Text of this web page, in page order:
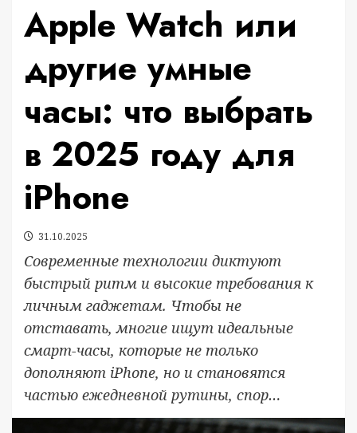
Apple Watch или
другие умные
часы: что выбрать
в 2025 году для
iPhone
31.10.2025
Современные технологии диктуют
быстрый ритм и высокие требования к
личным гаджетам. Чтобы не
отставать, многие ищут идеальные
смарт-часы, которые не только
дополняют iPhone, но и становятся
частью ежедневной рутины, спор…